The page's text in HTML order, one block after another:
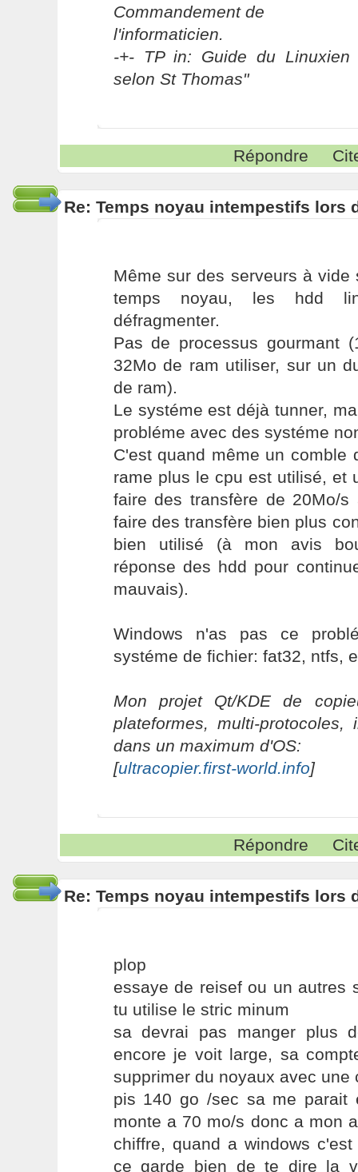
Commandement de
l'informaticien.
-+- TP in: Guide du Linuxien
selon St Thomas"
Répondre
Re: Temps noyau intempestifs lors
Même sur des serveurs à
temps noyau, les hdd
défragmenter.
Pas de processus gourmant
32Mo de ram utiliser, sur un
de ram).
Le systéme est déjà tunner,
probléme avec des systéme
C'est quand même un comble
rame plus le cpu est utilisé, et
faire des transfère de 20Mo/
faire des transfère bien plus
bien utilisé (à mon avis
réponse des hdd pour
mauvais).
Windows n'as pas ce
systéme de fichier: fat32, ntfs,
Mon projet Qt/KDE de
plateformes, multi-protocoles,
dans un maximum d'OS:
[ultracopier.first-world.info]
Répondre
Re: Temps noyau intempestifs lors
plop
essaye de reisef ou un autres
tu utilise le stric minum
sa devrai pas manger plus
encore je voit large, sa
supprimer du noyaux avec une
pis 140 go /sec sa me parait
monte a 70 mo/s donc a mon
chiffre, quand a windows
ce garde bien de te dire la